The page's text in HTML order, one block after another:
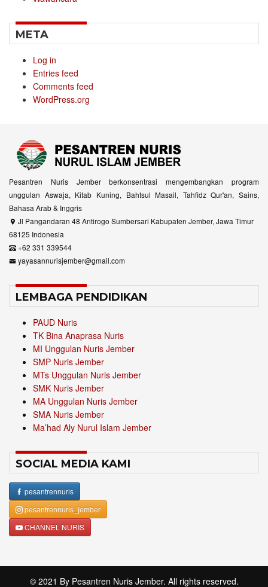
META
Log in
Entries feed
Comments feed
WordPress.org
Pesantren Nuris Jember berkonsentrasi mengembangkan program
unggulan Aswaja, Kitab Kuning, Bahtsul Masail, Tahfidz Qur'an, Sains,
Bahasa Arab & Inggris
Jl Pangandaran 48 Antirogo Sumbersari Kabupaten Jember, Jawa Timur
68125 Indonesia
+62 331 339544
yayasannurisjember@gmail.com
LEMBAGA PENDIDIKAN
PAUD Nuris
TK Bina Anaprasa Nuris
MI Unggulan Nuris Jember
SMP Nuris Jember
MTs Unggulan Nuris Jember
SMK Nuris Jember
MA Unggulan Nuris Jember
SMA Nuris Jember
Ma’had Aly Nurul Islam Jember
SOCIAL MEDIA KAMI
pesantrennuris
pesantrennuris_jember
CHANNEL NURIS
© 2021 By Pesantren Nuris Jember. All rights reserved.